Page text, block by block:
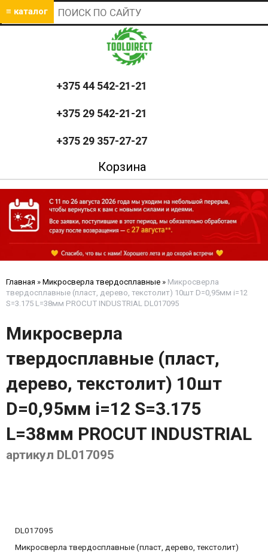
≡ каталог
+375 44 542-21-21
+375 29 542-21-21
+375 29 357-27-27
Корзина
Главная » Микросверла твердосплавные » Микросверла
твердосплавные (пласт, дерево, текстолит) 10шт D=0,95мм i=12
S=3.175 L=38мм PROCUT INDUSTRIAL DL017095
Микросверла
твердосплавные (пласт,
дерево, текстолит) 10шт
D=0,95мм i=12 S=3.175
L=38мм PROCUT INDUSTRIAL
артикул DL017095
DL017095
Микросверла твердосплавные (пласт, дерево, текстолит)